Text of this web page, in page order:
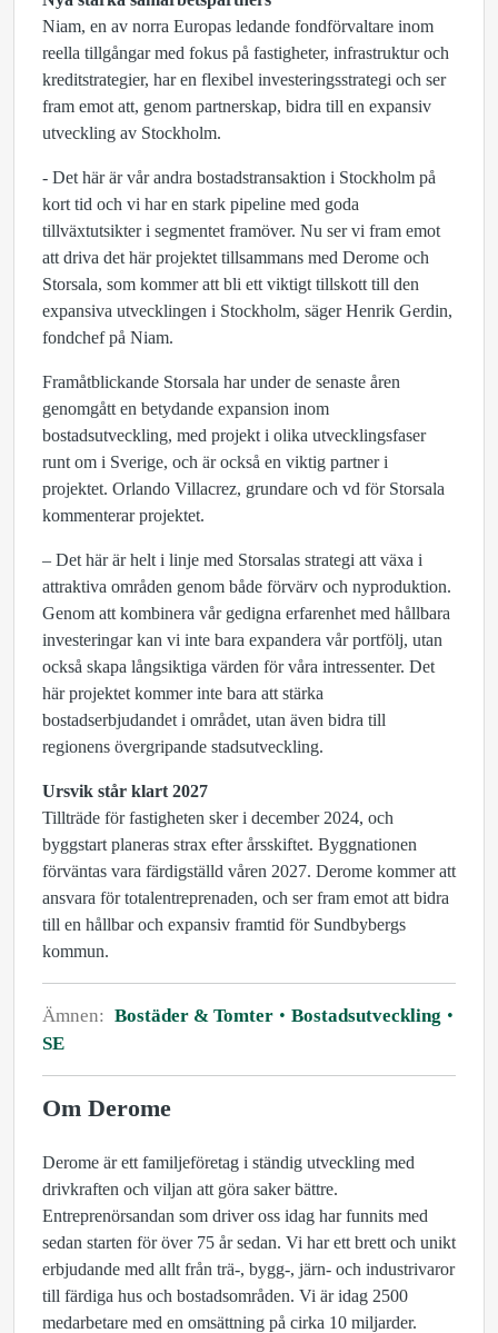
Niam, en av norra Europas ledande fondförvaltare inom
reella tillgångar med fokus på fastigheter, infrastruktur och
kreditstrategier, har en flexibel investeringsstrategi och ser
fram emot att, genom partnerskap, bidra till en expansiv
utveckling av Stockholm.
- Det här är vår andra bostadstransaktion i Stockholm på
kort tid och vi har en stark pipeline med goda
tillväxtutsikter i segmentet framöver. Nu ser vi fram emot
att driva det här projektet tillsammans med Derome och
Storsala, som kommer att bli ett viktigt tillskott till den
expansiva utvecklingen i Stockholm, säger Henrik Gerdin,
fondchef på Niam.
Framåtblickande Storsala har under de senaste åren
genomgått en betydande expansion inom
bostadsutveckling, med projekt i olika utvecklingsfaser
runt om i Sverige, och är också en viktig partner i
projektet. Orlando Villacrez, grundare och vd för Storsala
kommenterar projektet.
– Det här är helt i linje med Storsalas strategi att växa i
attraktiva områden genom både förvärv och nyproduktion.
Genom att kombinera vår gedigna erfarenhet med hållbara
investeringar kan vi inte bara expandera vår portfölj, utan
också skapa långsiktiga värden för våra intressenter. Det
här projektet kommer inte bara att stärka
bostadserbjudandet i området, utan även bidra till
regionens övergripande stadsutveckling.
Ursvik står klart 2027
Tillträde för fastigheten sker i december 2024, och
byggstart planeras strax efter årsskiftet. Byggnationen
förväntas vara färdigställd våren 2027. Derome kommer att
ansvara för totalentreprenaden, och ser fram emot att bidra
till en hållbar och expansiv framtid för Sundbybergs
kommun.
Ämnen: Bostäder & Tomter
Bostadsutveckling
SE
Om Derome
Derome är ett familjeföretag i ständig utveckling med
drivkraften och viljan att göra saker bättre.
Entreprenörsandan som driver oss idag har funnits med
sedan starten för över 75 år sedan. Vi har ett brett och unikt
erbjudande med allt från trä-, bygg-, järn- och industrivaror
till färdiga hus och bostadsområden. Vi är idag 2500
medarbetare med en omsättning på cirka 10 miljarder.